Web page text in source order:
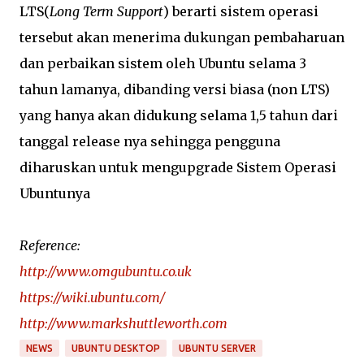
LTS(Long Term Support) berarti sistem operasi
tersebut akan menerima dukungan pembaharuan
dan perbaikan sistem oleh Ubuntu selama 3
tahun lamanya, dibanding versi biasa (non LTS)
yang hanya akan didukung selama 1,5 tahun dari
tanggal release nya sehingga pengguna
diharuskan untuk mengupgrade Sistem Operasi
Ubuntunya
Reference:
http://www.omgubuntu.co.uk
https://wiki.ubuntu.com/
http://www.markshuttleworth.com
NEWS UBUNTU DESKTOP UBUNTU SERVER